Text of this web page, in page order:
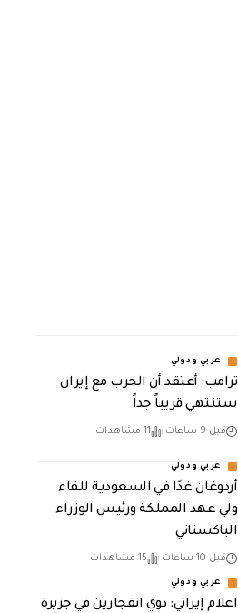
عربي ودولي
‏ترامب: أعتقد أن الحرب مع إيران
ستنتهي قريباً جداً
قبل 9 ساعات 11 مشاهدات
عربي ودولي
أردوغان غدًا في السعودية للقاء
ولي عهد المملكة ورئيس الوزراء
الباكستاني
قبل 10 ساعات 15 مشاهدات
عربي ودولي
اعلام إيراني: دوي انفجارين في جزيرة